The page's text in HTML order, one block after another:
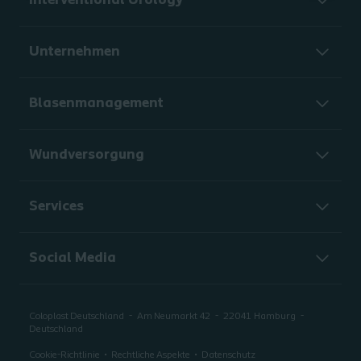
Unternehmen
Blasenmanagement
Wundversorgung
Services
Social Media
Coloplast Deutschland Am Neumarkt 42 22041 Hamburg
Deutschland
Cookie-Richtlinie Rechtliche Aspekte Datenschutz